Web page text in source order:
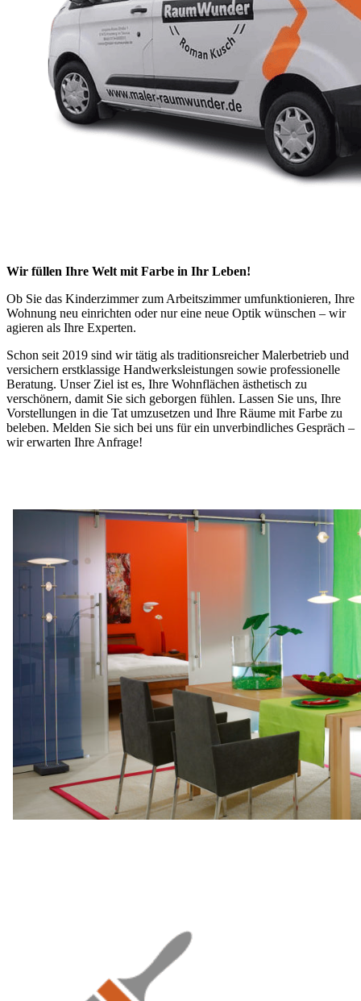
Wir füllen Ihre Welt mit Farbe in Ihr Leben!
Ob Sie das Kinderzimmer zum Arbeitszimmer umfunktionieren, Ihre
Wohnung neu einrichten oder nur eine neue Optik wünschen – wir
agieren als Ihre Experten.
Schon seit 2019 sind wir tätig als traditionsreicher Malerbetrieb und
versichern erstklassige Handwerksleistungen sowie professionelle
Beratung. Unser Ziel ist es, Ihre Wohnflächen ästhetisch zu
verschönern, damit Sie sich geborgen fühlen. Lassen Sie uns, Ihre
Vorstellungen in die Tat umzusetzen und Ihre Räume mit Farbe zu
beleben. Melden Sie sich bei uns für ein unverbindliches Gespräch –
wir erwarten Ihre Anfrage!